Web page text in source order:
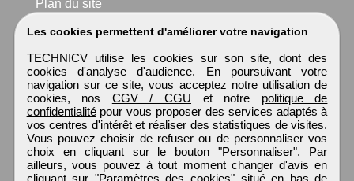
Les cookies permettent d'améliorer votre navigation
TECHNICV utilise les cookies sur son site, dont des
cookies d'analyse d'audience. En poursuivant votre
navigation sur ce site, vous acceptez notre utilisation de
cookies, nos CGV / CGU et notre politique de
confidentialitépour vous proposer des services adaptés à
vos centres d'intérêt et réaliser des statistiques de visites.
Vous pouvez choisir de refuser ou de personnaliser vos
choix en cliquant sur le bouton "Personnaliser". Par
ailleurs, vous pouvez à tout moment changer d'avis en
cliquant sur "Paramètres des cookies" situé en bas de
Plan du site